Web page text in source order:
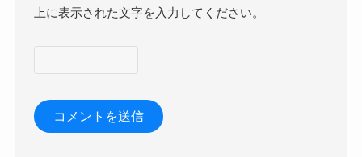
上に表示された文字を入力してください。